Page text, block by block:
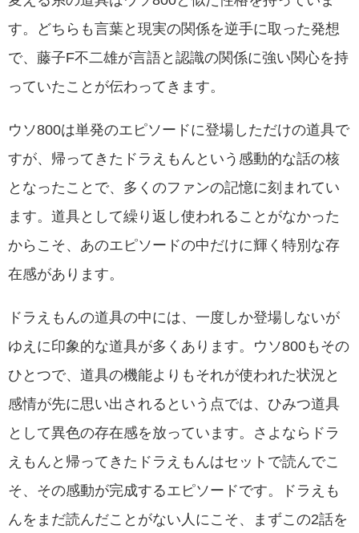
す。どちらも言葉と現実の関係を逆手に取った発想
で、藤子F不二雄が言語と認識の関係に強い関心を持
っていたことが伝わってきます。
ウソ800は単発のエピソードに登場しただけの道具で
すが、帰ってきたドラえもんという感動的な話の核
となったことで、多くのファンの記憶に刻まれてい
ます。道具として繰り返し使われることがなかった
からこそ、あのエピソードの中だけに輝く特別な存
在感があります。
ドラえもんの道具の中には、一度しか登場しないが
ゆえに印象的な道具が多くあります。ウソ800もその
ひとつで、道具の機能よりもそれが使われた状況と
感情が先に思い出されるという点では、ひみつ道具
として異色の存在感を放っています。さよならドラ
えもんと帰ってきたドラえもんはセットで読んでこ
そ、その感動が完成するエピソードです。ドラえも
んをまだ読んだことがない人にこそ、まずこの2話を